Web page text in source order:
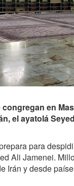
congregan en
el ayatolá
para
Ali Jamenei.
Irán y desde